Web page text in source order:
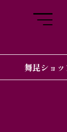
舞昆ショ